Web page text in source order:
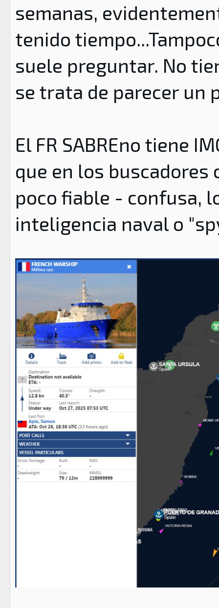
semanas,
tenido
suele preguntar. No
se trata de parecer un
El FR SABREno tiene
que en los
poco fiable - confusa,
inteligencia naval o